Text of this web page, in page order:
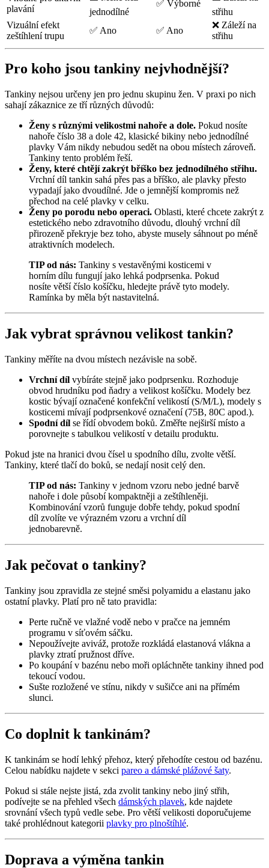
plavání
jednodílné
✅ Výborné
střihu
Vizuální efekt
zeštíhlení trupu
✅ Ano ✅ Ano
❌ Záleží na
střihu
Pro koho jsou tankiny nejvhodnější?
Tankiny nejsou určeny jen pro jednu skupinu žen. V praxi po nich
sahají zákaznice ze tří různých důvodů:
Ženy s různými velikostmi nahoře a dole. Pokud nosíte
nahoře číslo 38 a dole 42, klasické bikiny nebo jednodílné
plavky Vám nikdy nebudou sedět na obou místech zároveň.
Tankiny tento problém řeší.
Ženy, které chtějí zakrýt bříško bez jednodílného střihu.
Vrchní díl tankin sahá přes pas a bříško, ale plavky přesto
vypadají jako dvoudílné. Jde o jemnější kompromis než
přechod na celé plavky v celku.
Ženy po porodu nebo operaci. Oblasti, které chcete zakrýt z
estetického nebo zdravotního důvodu, dlouhý vrchní díl
přirozeně překryje bez toho, abyste musely sáhnout po méně
atraktivních modelech.
TIP od nás: Tankiny s vestavěnými kosticemi v
horním dílu fungují jako lehká podprsenka. Pokud
nosíte větší číslo košíčku, hledejte právě tyto modely.
Ramínka by měla být nastavitelná.
Jak vybrat správnou velikost tankin?
Tankiny měříte na dvou místech nezávisle na sobě.
Vrchní díl vybíráte stejně jako podprsenku. Rozhoduje
obvod hrudníku pod ňadry a velikost košíčku. Modely bez
kostic bývají označené konfekční velikostí (S/M/L), modely s
kosticemi mívají podprsenkové označení (75B, 80C apod.).
Spodní díl se řídí obvodem boků. Změřte nejširší místo a
porovnejte s tabulkou velikostí v detailu produktu.
Pokud jste na hranici dvou čísel u spodního dílu, zvolte větší.
Tankiny, které tlačí do boků, se nedají nosit celý den.
TIP od nás: Tankiny v jednom vzoru nebo jedné barvě
nahoře i dole působí kompaktněji a zeštíhleněji.
Kombinování vzorů funguje dobře tehdy, pokud spodní
díl zvolíte ve výrazném vzoru a vrchní díl
jednobarevně.
Jak pečovat o tankiny?
Tankiny jsou zpravidla ze stejné směsi polyamidu a elastanu jako
ostatní plavky. Platí pro ně tato pravidla:
Perte ručně ve vlažné vodě nebo v pračce na jemném
programu v síťovém sáčku.
Nepoužívejte aviváž, protože rozkládá elastanová vlákna a
plavky ztratí pružnost dříve.
Po koupání v bazénu nebo moři opláchněte tankiny ihned pod
tekoucí vodou.
Sušte rozložené ve stínu, nikdy v sušičce ani na přímém
slunci.
Co doplnit k tankinám?
K tankinám se hodí lehký přehoz, který přehodíte cestou od bazénu.
Celou nabídku najdete v sekci pareo a dámské plážové šaty.
Pokud si stále nejste jistá, zda zvolit tankiny nebo jiný střih,
podívejte se na přehled všech dámských plavek, kde najdete
srovnání všech typů vedle sebe. Pro větší velikosti doporučujeme
také prohlédnout kategorii plavky pro plnoštíhlé.
Doprava a výměna tankin